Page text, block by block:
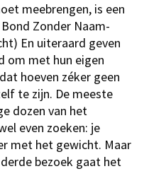
meebrengen, is een
Zonder Naam-
En uiteraard geven
om met hun eigen
hoeven zéker geen
te zijn. De meeste
dozen van het
even zoeken: je
met het gewicht. Maar
bezoek gaat het